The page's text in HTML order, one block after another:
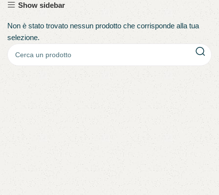
Show sidebar
Non è stato trovato nessun prodotto che corrisponde alla tua
selezione.